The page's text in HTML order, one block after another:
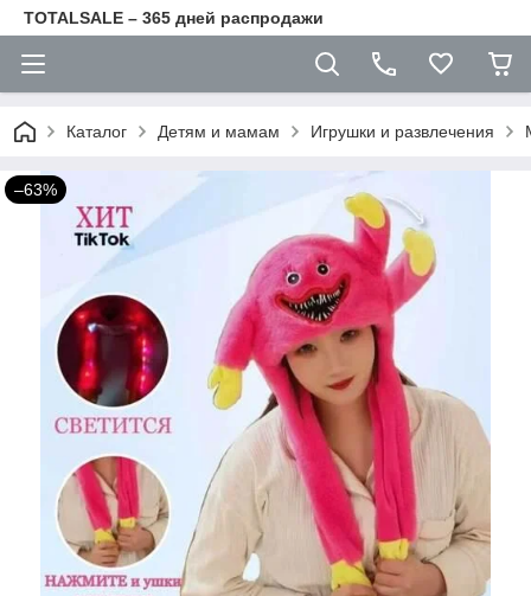
TOTALSALE – 365 дней распродажи
Каталог Детям и мамам Игрушки и развлечения
–63%